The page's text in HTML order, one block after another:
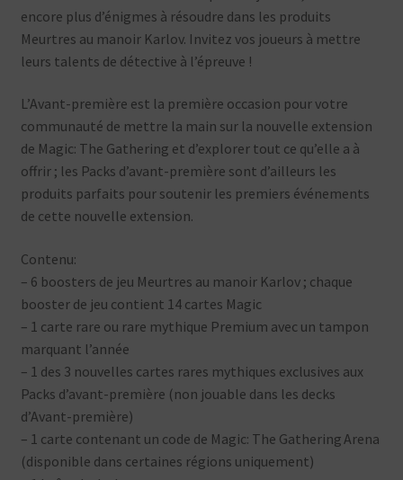
encore plus d’énigmes à résoudre dans les produits
Meurtres au manoir Karlov. Invitez vos joueurs à mettre
leurs talents de détective à l’épreuve !
L’Avant-première est la première occasion pour votre
communauté de mettre la main sur la nouvelle extension
de Magic: The Gathering et d’explorer tout ce qu’elle a à
offrir ; les Packs d’avant-première sont d’ailleurs les
produits parfaits pour soutenir les premiers événements
de cette nouvelle extension.
Contenu:
– 6 boosters de jeu Meurtres au manoir Karlov ; chaque
booster de jeu contient 14 cartes Magic
– 1 carte rare ou rare mythique Premium avec un tampon
marquant l’année
– 1 des 3 nouvelles cartes rares mythiques exclusives aux
Packs d’avant-première (non jouable dans les decks
d’Avant-première)
– 1 carte contenant un code de Magic: The Gathering Arena
(disponible dans certaines régions uniquement)